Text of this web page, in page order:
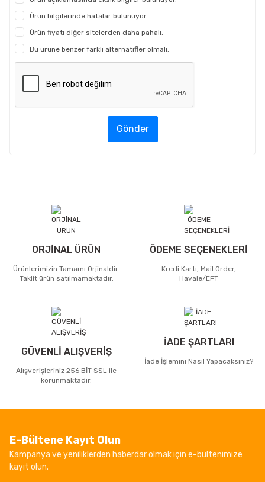
Ürün bilgilerinde hatalar bulunuyor.
Ürün fiyatı diğer sitelerden daha pahalı.
Bu ürüne benzer farklı alternatifler olmalı.
Gönder
ORJİNAL ÜRÜN
Ürünlerimizin Tamamı Orjinaldir.
Taklit ürün satılmamaktadır.
ÖDEME SEÇENEKLERİ
Kredi Kartı, Mail Order,
Havale/EFT
GÜVENLİ ALIŞVERİŞ
Alışverişleriniz 256 BİT SSL ile
korunmaktadır.
İADE ŞARTLARI
İade İşlemini Nasıl Yapacaksınız?
E-Bültene Kayıt Olun
Kampanya ve yeniliklerden haberdar olmak için e-bültenimize
kayıt olun.